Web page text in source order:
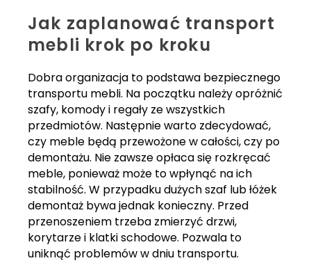
Jak zaplanować transport
mebli krok po kroku
Dobra organizacja to podstawa bezpiecznego
transportu mebli. Na początku należy opróżnić
szafy, komody i regały ze wszystkich
przedmiotów. Następnie warto zdecydować,
czy meble będą przewożone w całości, czy po
demontażu. Nie zawsze opłaca się rozkręcać
meble, ponieważ może to wpłynąć na ich
stabilność. W przypadku dużych szaf lub łóżek
demontaż bywa jednak konieczny. Przed
przenoszeniem trzeba zmierzyć drzwi,
korytarze i klatki schodowe. Pozwala to
uniknąć problemów w dniu transportu.